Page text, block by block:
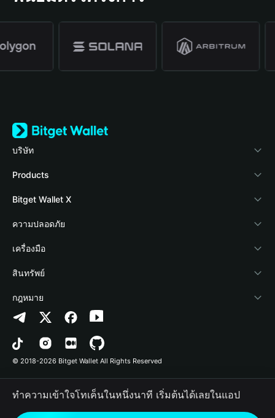
บริษัท
เกี่ยวกับ Bitget Wallet
Blog
Academy
ข่าวสารด้านคริปโต
ศูนย์ช่วยเหลือ
ติดต่อเรา
ทรัพยากรข้อมูลของแบรนด์
อาชีพ
Products
Crypto Card
Stablecoin Earn
Payfi Crypto
Crypto Swap API
Altcoin Season Index
Prediction Markets
DApp
RWA
Bitget Wallet X
นักพัฒนา
เชื่อมต่อ Wallet
Bitget Wallet Pay
ลิสต์โปรเจกต์
ความปลอดภัย
Protection Fund
เทคโนโลยีความปลอดภัย
เครื่องมือ
ซื้อคริปโต
การตรวจจับการอนุญาต
การตรวจจับสัญญา
การโอนเป็นชุด
สินทรัพย์
Arbitrum
Avalanche
Bitcoin
Polygon
กฎหมาย
นโยบายความเป็นส่วนตัว
ข้อตกลงในการใช้บริการ
© 2018-2026 Bitget Wallet All Rights Reserved
ทำความเข้าใจโทเค็นในหนึ่งนาที เริ่มต้นได้เลยในแอป